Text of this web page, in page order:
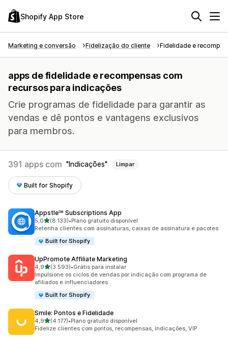
Shopify App Store
Marketing e conversão Fidelização do cliente Fidelidade e
apps de fidelidade e recompensas com
recursos para indicações
Crie programas de fidelidade para garantir as
vendas e dê pontos e vantagens exclusivos
para membros.
391 apps com Indicações Limpar
Built for Shopify
Appstle℠ Subscriptions App
5,0de 5 estrelas
(8.133)
8133 avaliações ao todo
•Plano gratuito disponível
Retenha clientes com assinaturas, caixas de assinatura e pacotes
Built for Shopify
UpPromote Affiliate Marketing
4,9de 5 estrelas
(3.593)
3593 avaliações ao todo
•Grátis para instalar
Impulsione os ciclos de vendas por indicação com programa de
afiliados e influenciadores
Built for Shopify
Smile: Pontos e Fidelidade
4,9de 5 estrelas
(4.177)
4177 avaliações ao todo
•Plano gratuito disponível
Fidelize clientes com pontos, recompensas, indicações, VIP